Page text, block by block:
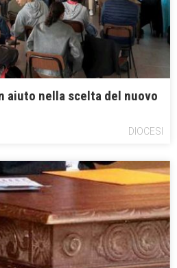
aiuto nella scelta del nuovo
DIOCESI